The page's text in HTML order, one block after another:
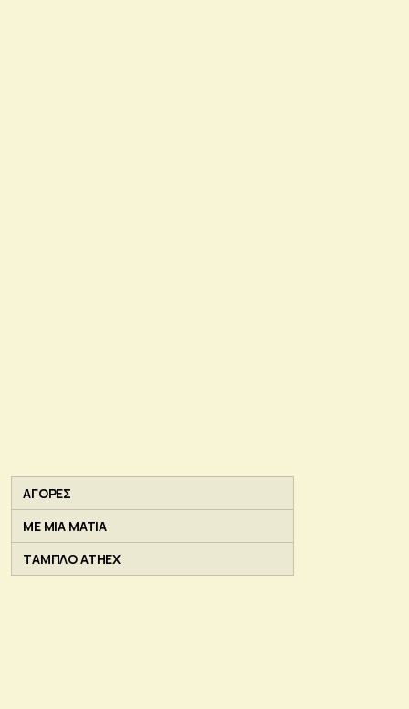
ΑΓΟΡΕΣ
ΜΕ ΜΙΑ ΜΑΤΙΑ
ΤΑΜΠΛΟ ATHEX